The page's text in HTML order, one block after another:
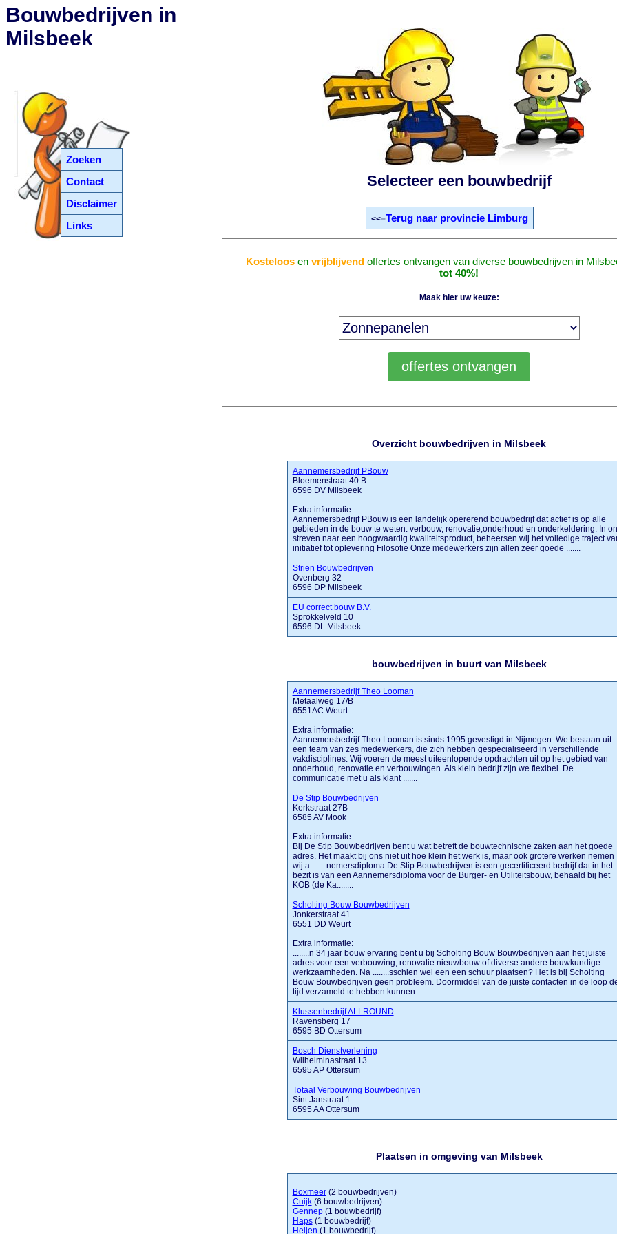
Zoeken
Contact
Disclaimer
Links
Bouwbedrijven in
Milsbeek
Selecteer een bouwbedrijf
<<=Terug naar provincie Limburg
Kosteloos envrijblijvend offertes ontvangen van diverse bouwbedrijven in
tot 40%!
Maak hier uw keuze:
Overzicht bouwbedrijven in Milsbeek
Aannemersbedrijf PBouw
Bloemenstraat 40 B
6596 DV Milsbeek
Extra informatie:
Aannemersbedrijf PBouw is een landelijk opererend bouwbedrijf dat actief is op alle
gebieden in de bouw te weten: verbouw, renovatie,onderhoud en onderkeldering. In
streven naar een hoogwaardig kwaliteitsproduct, beheersen wij het volledige traject
initiatief tot oplevering Filosofie Onze medewerkers zijn allen zeer goede .......
Strien Bouwbedrijven
Ovenberg 32
6596 DP Milsbeek
EU correct bouw B.V.
Sprokkelveld 10
6596 DL Milsbeek
bouwbedrijven in buurt van Milsbeek
Aannemersbedrijf Theo Looman
Metaalweg 17/B
6551AC Weurt
Extra informatie:
Aannemersbedrijf Theo Looman is sinds 1995 gevestigd in Nijmegen. We bestaan uit
een team van zes medewerkers, die zich hebben gespecialiseerd in verschillende
vakdisciplines. Wij voeren de meest uiteenlopende opdrachten uit op het gebied van
onderhoud, renovatie en verbouwingen. Als klein bedrijf zijn we flexibel. De
communicatie met u als klant .......
De Stip Bouwbedrijven
Kerkstraat 27B
6585 AV Mook
Extra informatie:
Bij De Stip Bouwbedrijven bent u wat betreft de bouwtechnische zaken aan het goede
adres. Het maakt bij ons niet uit hoe klein het werk is, maar ook grotere werken nemen
wij a........nemersdiploma De Stip Bouwbedrijven is een gecertificeerd bedrijf dat in het
bezit is van een Aannemersdiploma voor de Burger- en Utiliteitsbouw, behaald bij het
KOB (de Ka........
Scholting Bouw Bouwbedrijven
Jonkerstraat 41
6551 DD Weurt
Extra informatie:
........n 34 jaar bouw ervaring bent u bij Scholting Bouw Bouwbedrijven aan het juiste
adres voor een verbouwing, renovatie nieuwbouw of diverse andere bouwkundige
werkzaamheden. Na ........sschien wel een een schuur plaatsen? Het is bij Scholting
Bouw Bouwbedrijven geen probleem. Doormiddel van de juiste contacten in de loop
tijd verzameld te hebben kunnen ........
Klussenbedrijf ALLROUND
Ravensberg 17
6595 BD Ottersum
Bosch Dienstverlening
Wilhelminastraat 13
6595 AP Ottersum
Totaal Verbouwing Bouwbedrijven
Sint Janstraat 1
6595 AA Ottersum
Plaatsen in omgeving van Milsbeek
Boxmeer(2 bouwbedrijven)
Cuijk(6 bouwbedrijven)
Gennep(1 bouwbedrijf)
Haps(1 bouwbedrijf)
Heijen (1 bouwbedrijf)